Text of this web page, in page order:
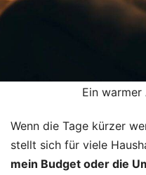
Ein
Wenn die Tage kürzer
stellt sich für viele
mein Budget oder die